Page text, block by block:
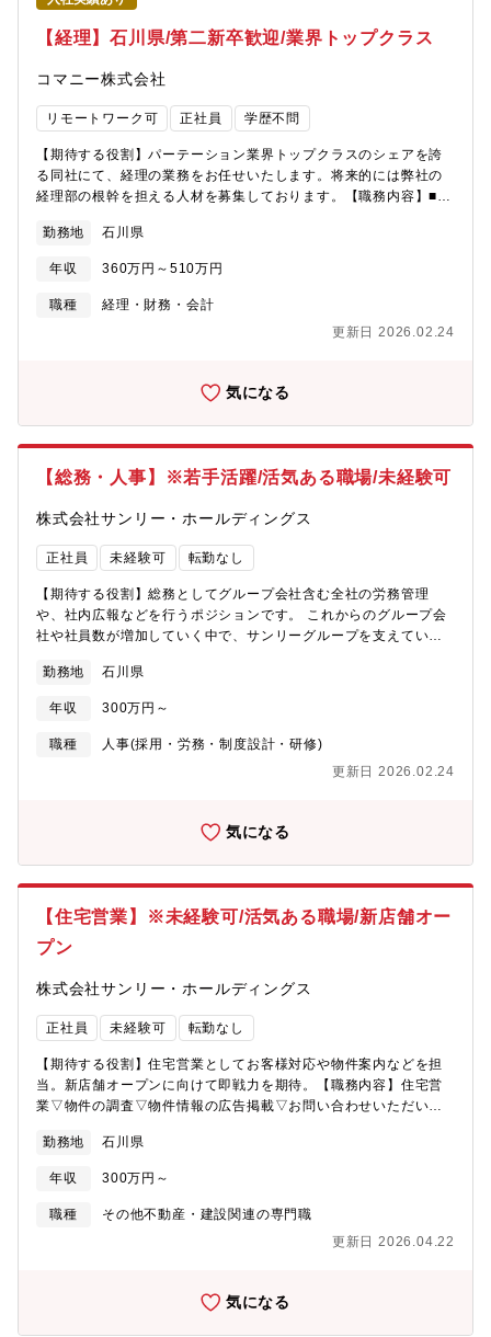
【経理】石川県/第二新卒歓迎/業界トップクラス
コマニー株式会社
リモートワーク可 正社員 学歴不問
【期待する役割】パーテーション業界トップクラスのシェアを誇
る同社にて、経理の業務をお任せいたします。将来的には弊社の
経理部の根幹を担える人材を募集しております。【職務内容】■日
の連携も含む)■資金繰り計画作成・管理 【仕事の進め方】入社後
は先輩がOJTとしてつき常に横で仕事を行い、フォローいたしま
す。経理業務全般を身に着けられる環境を要ししております。
【働き方】リモートワーク可・年間の月残業時間は平均10～20時
勤務地 石川県
年収 360万円～510万円
職種
経理・財務・会計
更新日 2026.02.24
気になる
【総務・人事】※若手活躍/活気ある職場/未経験可
株式会社サンリー・ホールディングス
正社員 未経験可 転勤なし
【期待する役割】総務としてグループ会社含む全社の労務管理
や、社内広報などを行うポジションです。 これからのグループ会
社や社員数が増加していく中で、サンリーグループを支えていた
ントの企画・運営）・人事（採用担当として応募者のフォローや
人事事務業務、取引業者との打ち合わせ、学校訪問 等）・その
他、付随する業務 などをお任せします。【魅力】社内行事として
決起会や懇親会を行うなど社内での交流が盛んな会社です。若手
できます。「三方良し（顧客/社員/社会）」「挑戦と革新」の理念
社員の成長にもコミットする社風です。また、2022年から女子バ
レーボールPFUブルーキャッツのスポンサー企業となっておりま
す。
勤務地 石川県
年収 300万円～
職種
人事(採用・労務・制度設計・研修)
更新日 2026.02.24
気になる
【住宅営業】※未経験可/活気ある職場/新店舗オー
プン
株式会社サンリー・ホールディングス
正社員 未経験可 転勤なし
【期待する役割】住宅営業としてお客様対応や物件案内などを担
当。新店舗オープンに向けて即戦力を期待。【職務内容】住宅営
業▽物件の調査▽物件情報の広告掲載▽お問い合わせいただいた
オープン予定のため人員募集【魅力】社内行事として決起会や懇
親会を行うなど社内での交流が盛んな会社です。若手が多く活躍
しており、活気にあふれた雰囲気で仕事をすることができます。
「三方良し（顧客/社員/社会）」「挑戦と革新」の理念を大事にし
にもコミットする社風です。また、2022年から女子バレーボール
勤務地 石川県
年収 300万円～
職種
その他不動産・建設関連の専門職
更新日 2026.04.22
気になる